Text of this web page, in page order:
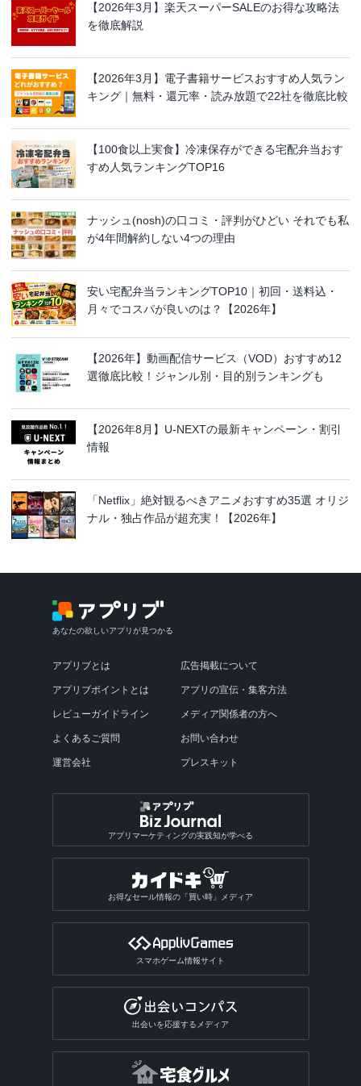
【2026年3月】楽天スーパーSALEのお得な攻略法
を徹底解説
【2026年3月】電子書籍サービスおすすめ人気ラン
キング｜無料・還元率・読み放題で22社を徹底比較
【100食以上実食】冷凍保存ができる宅配弁当おす
すめ人気ランキングTOP16
ナッシュ(nosh)の口コミ・評判がひどい それでも私
が4年間解約しない4つの理由
安い宅配弁当ランキングTOP10｜初回・送料込・
月々でコスパが良いのは？【2026年】
【2026年】動画配信サービス（VOD）おすすめ12
選徹底比較！ジャンル別・目的別ランキングも
【2026年8月】U-NEXTの最新キャンペーン・割引
情報
「Netflix」絶対観るべきアニメおすすめ35選 オリジ
ナル・独占作品が超充実！【2026年】
あなたの欲しいアプリが見つかる
アプリブとは
アプリブポイントとは
レビューガイドライン
よくあるご質問
運営会社
広告掲載について
アプリの宣伝・集客方法
メディア関係者の方へ
お問い合わせ
プレスキット
アプリマーケティングの実践知が学べる
お得なセール情報の「買い時」メディア
スマホゲーム情報サイト
出会いを応援するメディア